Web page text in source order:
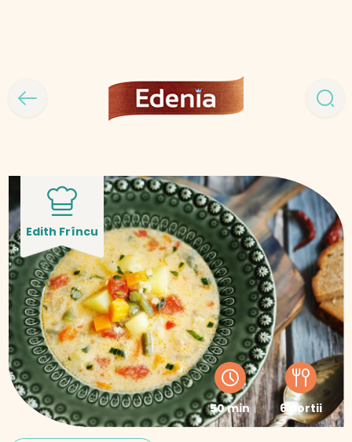
Edith Frîncu
50 min 6 portii